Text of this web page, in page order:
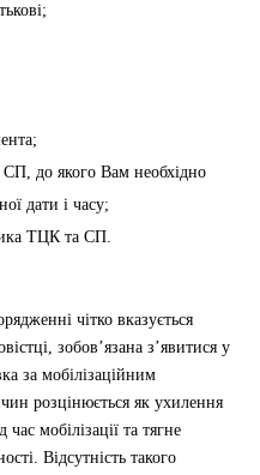
до якого Вам необхідно
дати і часу;
ТЦК та СП.
чітко вказується
зобов’язана з’явитися у
за мобілізаційним
розцінюється як ухилення
мобілізації та тягне
Відсутність такого